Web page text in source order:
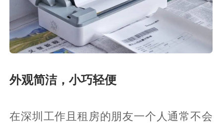
外观简洁，小巧轻便
在深圳工作且租房的朋友一个人通常不会